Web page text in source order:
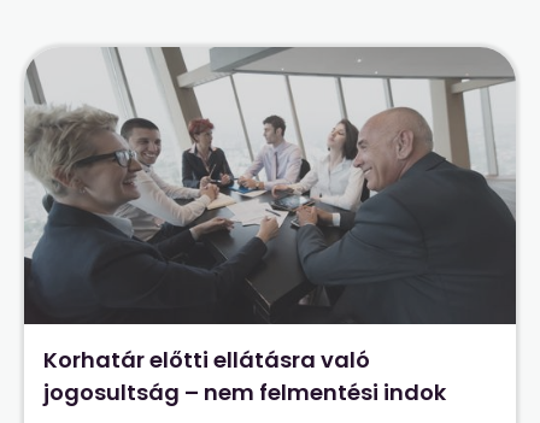
Korhatár előtti ellátásra való
jogosultság – nem felmentési indok